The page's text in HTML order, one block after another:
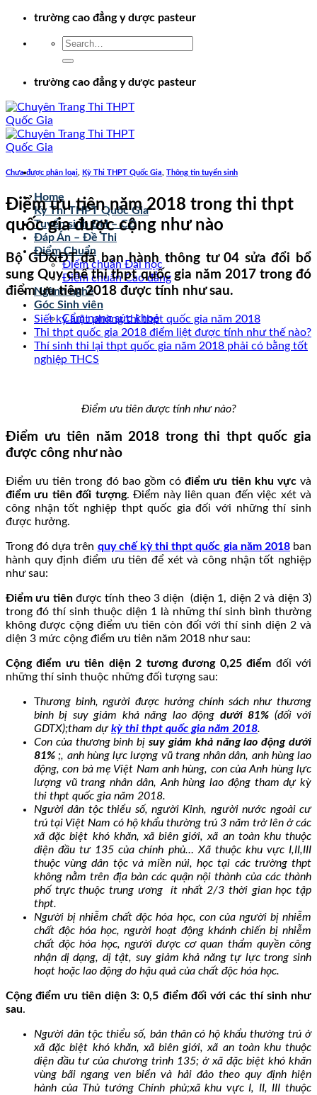
Chuyểntrường cao đẳng y dược pasteur
trường cao đẳng y dược pasteur
Home
Kỳ Thi THPT Quốc Gia
Tuyển sinh ĐH – CĐ
Đáp Án – Đề Thi
Điểm Chuẩn
Điểm chuẩn Đại học
Điểm chuẩn Cao đẳng
Ngành nghề
Góc Sinh viên
Cẩm nang sức khoẻ
Chưa được phân loại Kỳ Thi THPT Quốc Gia Thông tin tuyển sinh
Điểm ưu tiên năm 2018 trong thi thpt
quốc gia được cộng như nào
Bộ GD&ĐT đã ban hành thông tư 04 sửa đổi bổ
sung Quy chế thi thpt quốc gia năm 2017 trong đó
điểm ưu tiên 2018 được tính như sau.
Siết kỷ luật phòng thi thpt quốc gia năm 2018
Thi thpt quốc gia 2018 điểm liệt được tính như thế nào?
Thí sinh thi lại thpt quốc gia năm 2018 phải có bằng tốt
nghiệp THCS
Điểm ưu tiên được tính như nào?
Điểm ưu tiên năm 2018 trong thi thpt quốc gia
được công như nào
Điểm ưu tiên trong đó bao gồm cóđiểm ưu tiên khu vựcvà
điểm ưu tiên đối tượng. Điểm này liên quan đến việc xét và
công nhận tốt nghiệp thpt quốc gia đối với những thí sinh
được hưởng.
Trong đó dựa trên quy chế kỳ thi thpt quốc gia năm 2018ban
hành quy định điểm ưu tiên để xét và công nhận tốt nghiệp
như sau:
Điểm ưu tiênđược tính theo 3 diện (diện 1, diện 2 và diện 3)
trong đó thí sinh thuộc diện 1 là những thí sinh bình thường
không được cộng điểm ưu tiên còn đối với thí sinh diện 2 và
diện 3 mức cộng điểm ưu tiên năm 2018 như sau:
Cộng điểm ưu tiên diện 2 tương đương 0,25 điểm đối với
những thí sinh thuộc những đối tượng sau:
Thương binh, người được hưởng chính sách như thương
binh bị suy giảm khả năng lao động dưới 81% (đối với
GDTX);tham dựkỳ thi thpt quốc gia năm 2018.
Con của thương binh bịsuy giảm khả năng lao động dưới
81% ;, anh hùng lực lượng vũ trang nhân dân, anh hùng lao
động, con bà mẹ Việt Nam anh hùng, con của Anh hùng lực
lượng vũ trang nhân dân, Anh hùng lao động tham dự kỳ
thi thpt quốc gia năm 2018.
Người dân tộc thiểu số, người Kinh, người nước ngoài cư
trú tại Việt Nam có hộ khẩu thường trú 3 năm trở lên ở các
xã đặc biệt khó khăn, xã biên giới, xã an toàn khu thuộc
diện đầu tư 135 của chính phủ… Xã thuộc khu vực I,II,III
thuộc vùng dân tộc và miền núi, học tại các trường thpt
không nằm trên địa bàn các quận nội thành của các thành
phố trực thuộc trung ương ít nhất 2/3 thời gian học tập
thpt.
Người bị nhiễm chất độc hóa học, con của người bị nhiễm
chất độc hóa học, người hoạt động khánh chiến bị nhiễm
chất độc hóa học, người được cơ quan thẩm quyền công
nhận dị dạng, dị tật, suy giảm khả năng tự lực trong sinh
hoạt hoặc lao động do hậu quả của chất độc hóa học.
Cộng điểm ưu tiên diện 3: 0,5 điểm đối với các thí sinh như
sau.
Người dân tộc thiểu số, bản thân có hộ khẩu thường trú ở
xã đặc biệt khó khăn, xã biên giới, xã an toàn khu thuộc
diện đầu tư của chương trình 135; ở xã đặc biệt khó khăn
vùng bãi ngang ven biển và hải đảo theo quy định hiện
hành của Thủ tướng Chính phủ;xã khu vực I, II, III thuộc